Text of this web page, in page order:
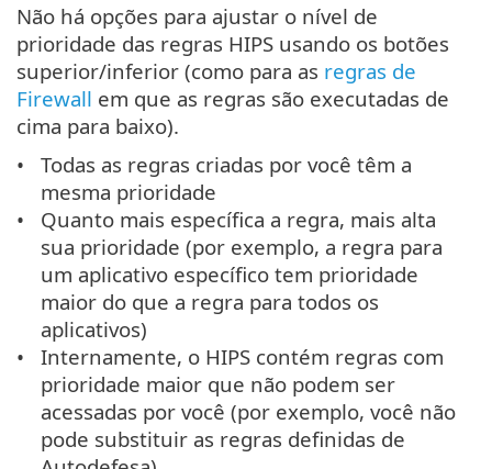
Não há opções para ajustar o nível de
prioridade das regras HIPS usando os botões
superior/inferior (como para as regras de
Firewall em que as regras são executadas de
cima para baixo).
Todas as regras criadas por você têm a
mesma prioridade
Quanto mais específica a regra, mais alta
sua prioridade (por exemplo, a regra para
um aplicativo específico tem prioridade
maior do que a regra para todos os
aplicativos)
Internamente, o HIPS contém regras com
prioridade maior que não podem ser
acessadas por você (por exemplo, você não
pode substituir as regras definidas de